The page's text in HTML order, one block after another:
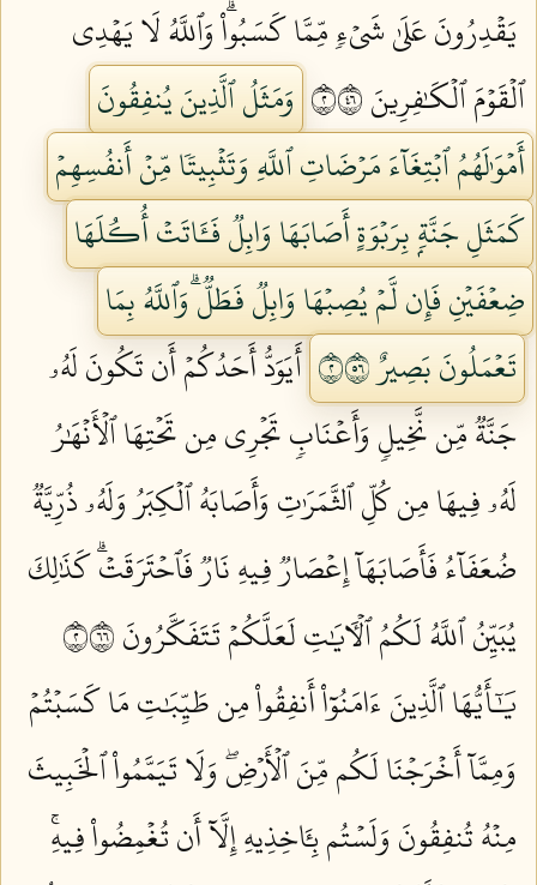
يَقۡدِرُونَ عَلَىٰ شَيۡءٖ مِّمَّا كَسَبُواْۗ وَٱللَّهُ لَا يَهۡدِي
ٱلۡقَوۡمَ ٱلۡكَٰفِرِينَ ٢٦٤
وَمَثَلُ ٱلَّذِينَ يُنفِقُونَ
أَمۡوَٰلَهُمُ ٱبۡتِغَآءَ مَرۡضَاتِ ٱللَّهِ وَتَثۡبِيتٗا مِّنۡ أَنفُسِهِمۡ
كَمَثَلِ جَنَّةِۭ بِرَبۡوَةٍ أَصَابَهَا وَابِلٞ فَـَٔاتَتۡ أُكُلَهَا
ضِعۡفَيۡنِ فَإِن لَّمۡ يُصِبۡهَا وَابِلٞ فَطَلّٞۗ وَٱللَّهُ بِمَا
تَعۡمَلُونَ بَصِيرٌ ٢٦٥
أَيَوَدُّ أَحَدُكُمۡ أَن تَكُونَ لَهُۥ
جَنَّةٞ مِّن نَّخِيلٖ وَأَعۡنَابٖ تَجۡرِي مِن تَحۡتِهَا ٱلۡأَنۡهَٰرُ
لَهُۥ فِيهَا مِن كُلِّ ٱلثَّمَرَٰتِ وَأَصَابَهُ ٱلۡكِبَرُ وَلَهُۥ ذُرِّيَّةٞ
ضُعَفَآءُ فَأَصَابَهَآ إِعۡصَارٞ فِيهِ نَارٞ فَٱحۡتَرَقَتۡۗ كَذَٰلِكَ
يُبَيِّنُ ٱللَّهُ لَكُمُ ٱلۡأٓيَٰتِ لَعَلَّكُمۡ تَتَفَكَّرُونَ ٢٦٦
يَٰٓأَيُّهَا ٱلَّذِينَ ءَامَنُوٓاْ أَنفِقُواْ مِن طَيِّبَٰتِ مَا كَسَبۡتُمۡ
وَمِمَّآ أَخۡرَجۡنَا لَكُم مِّنَ ٱلۡأَرۡضِۖ وَلَا تَيَمَّمُواْ ٱلۡخَبِيثَ
مِنۡهُ تُنفِقُونَ وَلَسۡتُم بِـَٔاخِذِيهِ إِلَّآ أَن تُغۡمِضُواْ فِيهِۚ